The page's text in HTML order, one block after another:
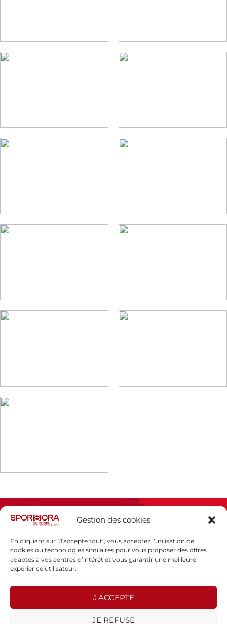
Gestion des cookies
En cliquant sur "J'accepte tout", vous acceptez l’utilisation de
cookies ou technologies similaires pour vous proposer des offres
adaptés à vos centres d’intérêt et vous garantir une meilleure
expérience utilisateur.
J'ACCEPTE
JE REFUSE
Espace presse
Politique de confidentialité
SPORSORA